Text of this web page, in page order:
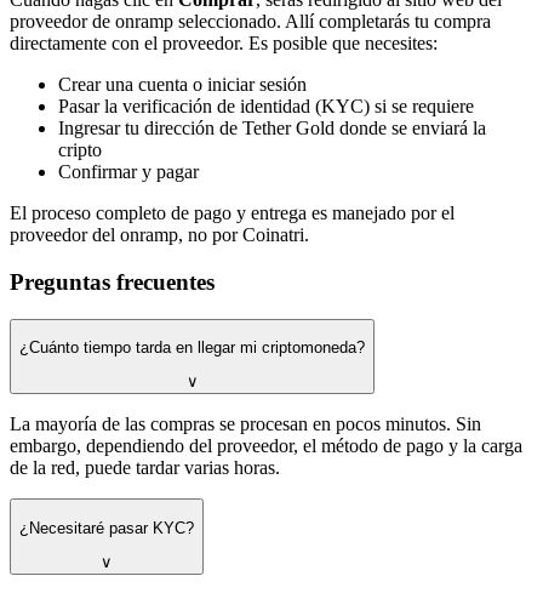
proveedor de onramp seleccionado. Allí completarás tu compra
directamente con el proveedor. Es posible que necesites:
Crear una cuenta o iniciar sesión
Pasar la verificación de identidad (KYC) si se requiere
Ingresar tu dirección de Tether Gold donde se enviará la
cripto
Confirmar y pagar
El proceso completo de pago y entrega es manejado por el
proveedor del onramp, no por Coinatri.
Preguntas frecuentes
¿Cuánto tiempo tarda en llegar mi criptomoneda?
∨
La mayoría de las compras se procesan en pocos minutos. Sin
embargo, dependiendo del proveedor, el método de pago y la carga
de la red, puede tardar varias horas.
¿Necesitaré pasar KYC?
∨